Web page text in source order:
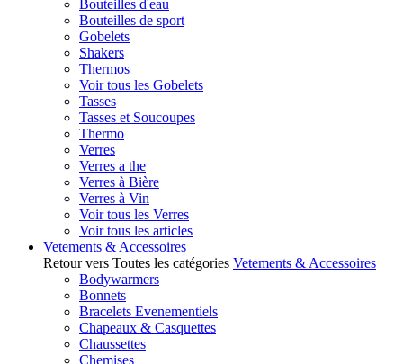
Bouteilles d'eau
Bouteilles de sport
Gobelets
Shakers
Thermos
Voir tous les Gobelets
Tasses
Tasses et Soucoupes
Thermo
Verres
Verres a the
Verres à Bière
Verres à Vin
Voir tous les Verres
Voir tous les articles
Vetements & Accessoires
Retour vers Toutes les catégories Vetements & Accessoires
Bodywarmers
Bonnets
Bracelets Evenementiels
Chapeaux & Casquettes
Chaussettes
Chemises